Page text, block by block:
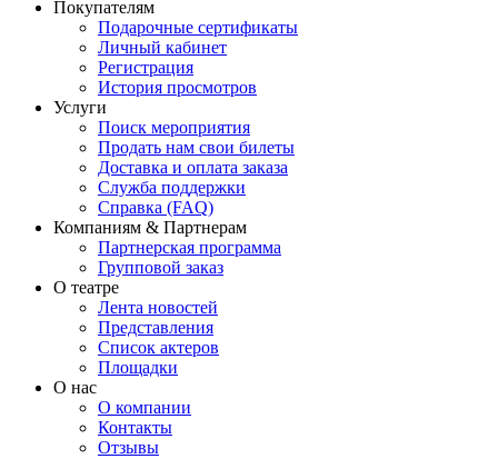
Покупателям
Подарочные сертификаты
Личный кабинет
Регистрация
История просмотров
Услуги
Поиск мероприятия
Продать нам свои билеты
Доставка и оплата заказа
Служба поддержки
Справка (FAQ)
Компаниям & Партнерам
Партнерская программа
Групповой заказ
О театре
Лента новостей
Представления
Список актеров
Площадки
О нас
О компании
Контакты
Отзывы